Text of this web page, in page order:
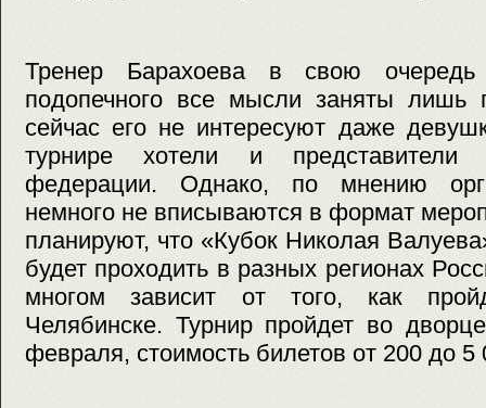
Тренер Барахоева в свою
подопечного все мысли заняты лишь
сейчас его не интересуют даже
турнире хотели и представители
федерации. Однако, по мнению
немного не вписываются в формат
планируют, что «Кубок Николая
будет проходить в разных регионах
многом зависит от того, как
Челябинске. Турнир пройдет во
февраля, стоимость билетов от 200 до 5